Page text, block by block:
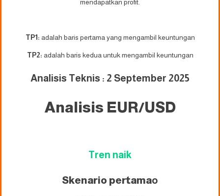
mendapatkan profit.
TP1: adalah baris pertama yang mengambil keuntungan
TP2: adalah baris kedua untuk mengambil keuntungan
Analisis Teknis : 2 September 2025
Analisis EUR/USD
Tren naik
Skenario pertamao